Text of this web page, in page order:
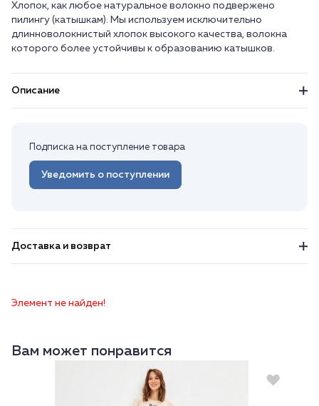
Хлопок, как любое натуральное волокно подвержено
пилингу (катышкам). Мы используем исключительно
длинноволокнистый хлопок высокого качества, волокна
Описание
Подписка на поступление товара
Уведомить о поступлении
Доставка и возврат
Элемент не найден!
Вам может понравится